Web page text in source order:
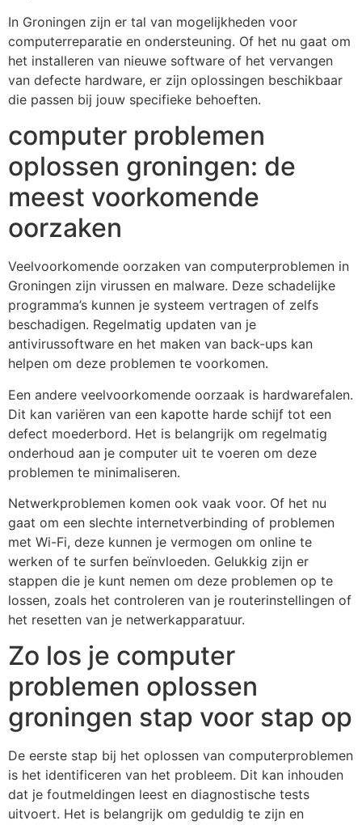
In Groningen zijn er tal van mogelijkheden voor
computerreparatie en ondersteuning. Of het nu gaat om
het installeren van nieuwe software of het vervangen
van defecte hardware, er zijn oplossingen beschikbaar
die passen bij jouw specifieke behoeften.
computer problemen
oplossen groningen: de
meest voorkomende
oorzaken
Veelvoorkomende oorzaken van computerproblemen in
Groningen zijn virussen en malware. Deze schadelijke
programma’s kunnen je systeem vertragen of zelfs
beschadigen. Regelmatig updaten van je
antivirussoftware en het maken van back-ups kan
helpen om deze problemen te voorkomen.
Een andere veelvoorkomende oorzaak is hardwarefalen.
Dit kan variëren van een kapotte harde schijf tot een
defect moederbord. Het is belangrijk om regelmatig
onderhoud aan je computer uit te voeren om deze
problemen te minimaliseren.
Netwerkproblemen komen ook vaak voor. Of het nu
gaat om een slechte internetverbinding of problemen
met Wi-Fi, deze kunnen je vermogen om online te
werken of te surfen beïnvloeden. Gelukkig zijn er
stappen die je kunt nemen om deze problemen op te
lossen, zoals het controleren van je routerinstellingen of
het resetten van je netwerkapparatuur.
Zo los je computer
problemen oplossen
groningen stap voor stap op
De eerste stap bij het oplossen van computerproblemen
is het identificeren van het probleem. Dit kan inhouden
dat je foutmeldingen leest en diagnostische tests
uitvoert. Het is belangrijk om geduldig te zijn en